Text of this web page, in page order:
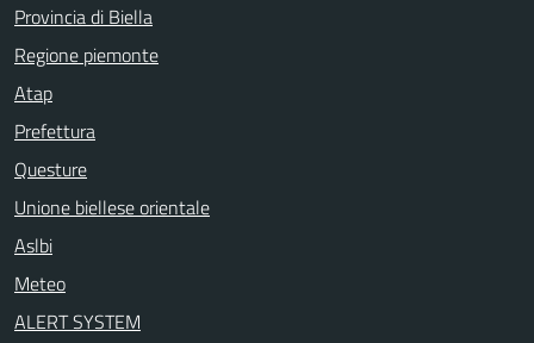
Provincia di Biella
Regione piemonte
Atap
Prefettura
Questure
Unione biellese orientale
Aslbi
Meteo
ALERT SYSTEM